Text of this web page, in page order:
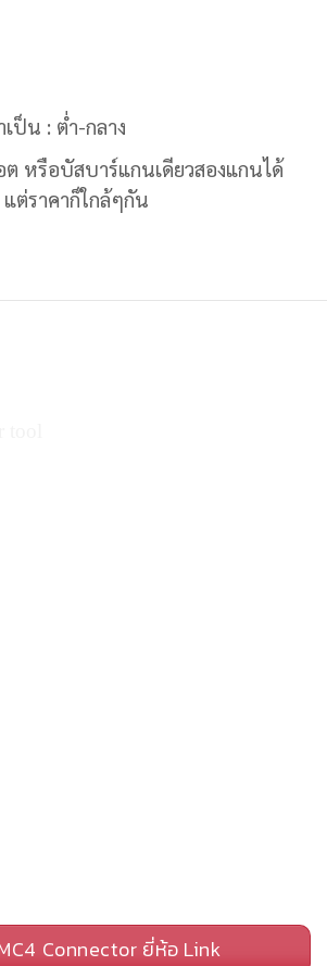
ป็น : ต่ำ-กลาง
ต หรือบัสบาร์แกนเดียวสองแกนได้
แต่ราคาก็ใกล้ๆกัน
Connector ยี่ห้อ Link